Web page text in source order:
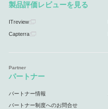
製品評価レビューを見る
ITreview
Capterra
パートナー
パートナー情報
パートナー制度へのお問合せ